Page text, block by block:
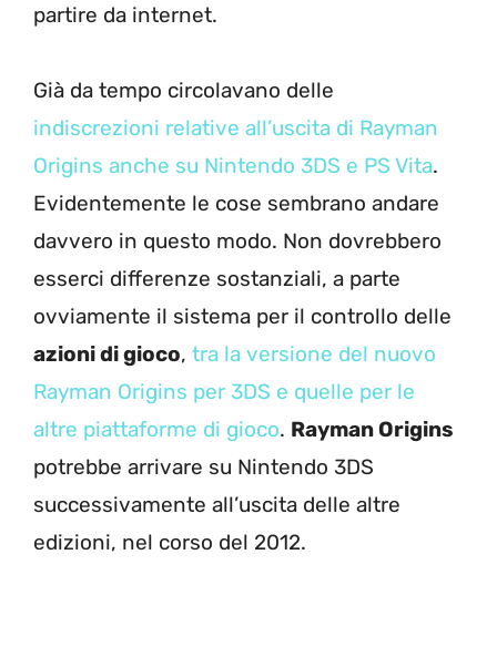
partire da internet.
Già da tempo circolavano delle
indiscrezioni relative all’uscita di Rayman
Origins anche su Nintendo 3DS e PS Vita.
Evidentemente le cose sembrano andare
davvero in questo modo. Non dovrebbero
esserci differenze sostanziali, a parte
ovviamente il sistema per il controllo delle
azioni di gioco, tra la versione del nuovo
Rayman Origins per 3DS e quelle per le
altre piattaforme di gioco. Rayman Origins
potrebbe arrivare su Nintendo 3DS
successivamente all’uscita delle altre
edizioni, nel corso del 2012.